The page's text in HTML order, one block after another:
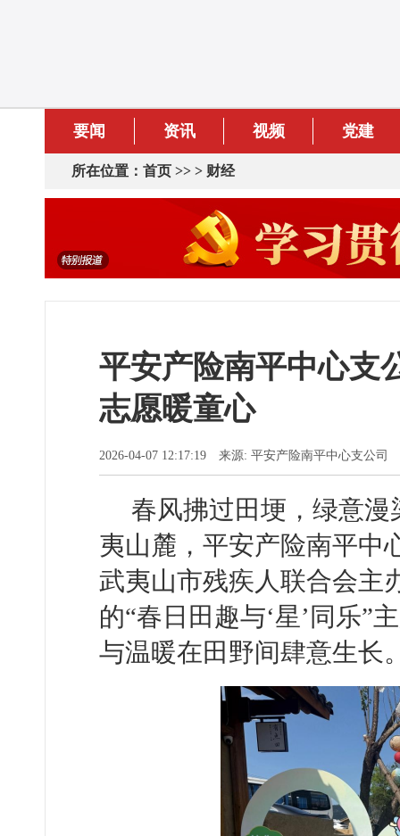
要闻 资讯 视频 党建
所在位置： 首页 >> > 财经
平安产险南平中心支
志愿暖童心
2026-04-07 12:17:19 来源: 平安产险南平中心支公司
春风拂过田埂，绿意
夷山麓，平安产险南平中
武夷山市残疾人联合会主
的“春日田趣与‘星’同乐”
与温暖在田野间肆意生长